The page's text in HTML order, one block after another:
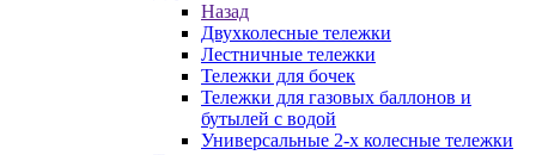
Назад
Двухколесные тележки
Лестничные тележки
Тележки для бочек
Тележки для газовых баллонов и
бутылей с водой
Универсальные 2-х колесные тележки